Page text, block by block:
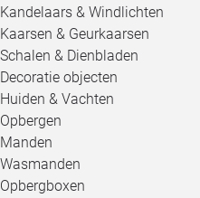
Kandelaars & Windlichten
Kaarsen & Geurkaarsen
Schalen & Dienbladen
Decoratie objecten
Huiden & Vachten
Opbergen
Manden
Wasmanden
Opbergboxen